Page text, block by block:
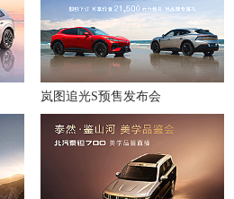
岚图追光S预售发布会